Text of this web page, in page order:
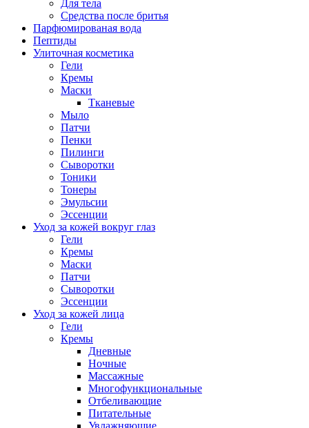
Для тела
Средства после бритья
Парфюмированая вода
Пептиды
Улиточная косметика
Гели
Кремы
Маски
Тканевые
Мыло
Патчи
Пенки
Пилинги
Сыворотки
Тоники
Тонеры
Эмульсии
Эссенции
Уход за кожей вокруг глаз
Гели
Кремы
Маски
Патчи
Сыворотки
Эссенции
Уход за кожей лица
Гели
Кремы
Дневные
Ночные
Массажные
Многофункциональные
Отбеливающие
Питательные